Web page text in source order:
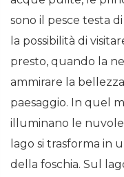
sono il pesce testa
la possibilità di
presto, quando la
ammirare la
paesaggio. In quel
illuminano le
lago si trasforma in
della foschia. Sul